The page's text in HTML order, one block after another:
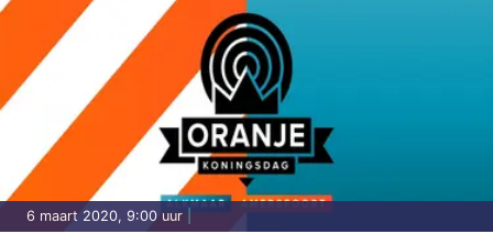
6 maart 2020, 9:00 uur|